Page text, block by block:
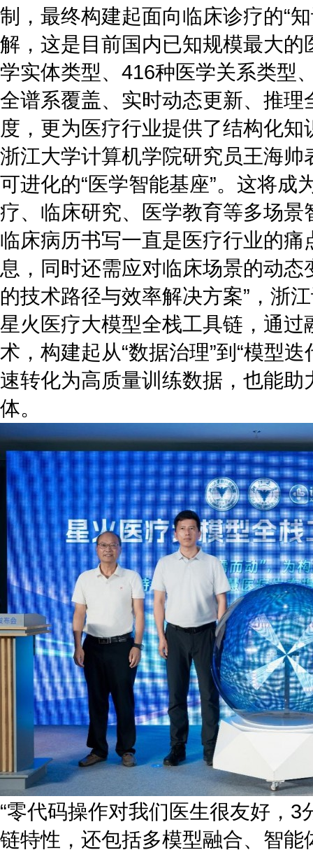
制，最终构建起面向临床诊疗的“
解，这是目前国内已知规模最大
学实体类型、416种医学关系类型
全谱系覆盖、实时动态更新、推
度，更为医疗行业提供了结构化
浙江大学计算机学院研究员王海
可进化的“医学智能基座”。这将成
疗、临床研究、医学教育等多场景
临床病历书写一直是医疗行业的
息，同时还需应对临床场景的动
的技术路径与效率解决方案”，浙
星火医疗大模型全栈工具链，通
术，构建起从“数据治理”到“模型
速转化为高质量训练数据，也能
体。
“零代码操作对我们医生很友好，
链特性，还包括多模型融合、智